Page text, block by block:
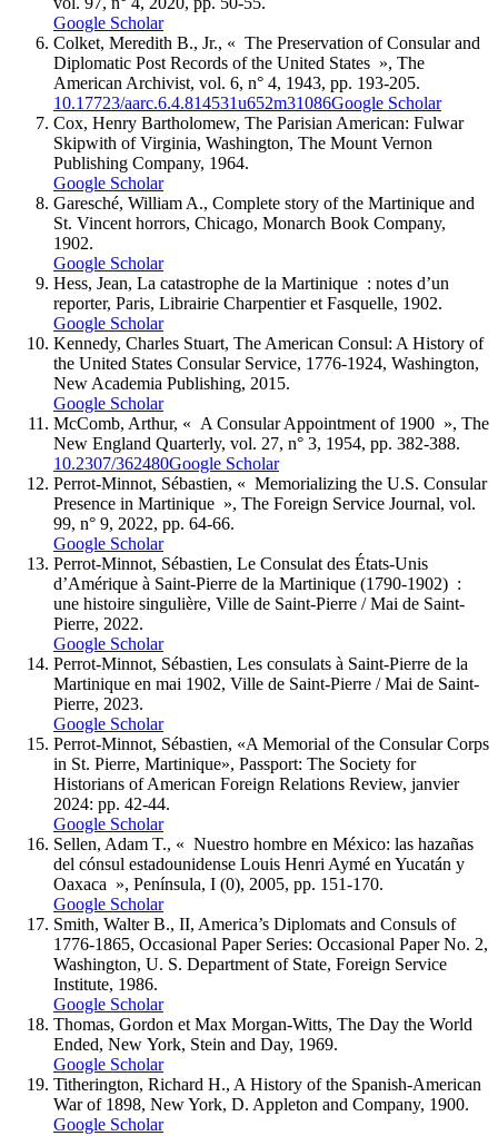
Google Scholar
Colket, Meredith B., Jr., « The Preservation of Consular and
Diplomatic Post Records of the United States », The
American Archivist, vol. 6, n° 4, 1943, pp. 193-205.
10.17723/aarc.6.4.814531u652m31086Google Scholar
Cox, Henry Bartholomew, The Parisian American: Fulwar
Skipwith of Virginia, Washington, The Mount Vernon
Publishing Company, 1964.
Google Scholar
Garesché, William A., Complete story of the Martinique and
St. Vincent horrors, Chicago, Monarch Book Company,
1902.
Google Scholar
Hess, Jean, La catastrophe de la Martinique : notes d’un
reporter, Paris, Librairie Charpentier et Fasquelle, 1902.
Google Scholar
Kennedy, Charles Stuart, The American Consul: A History of
the United States Consular Service, 1776-1924, Washington,
New Academia Publishing, 2015.
Google Scholar
McComb, Arthur, « A Consular Appointment of 1900 », The
New England Quarterly, vol. 27, n° 3, 1954, pp. 382-388.
10.2307/362480Google Scholar
Perrot-Minnot, Sébastien, « Memorializing the U.S. Consular
Presence in Martinique », The Foreign Service Journal, vol.
99, n° 9, 2022, pp. 64-66.
Google Scholar
Perrot-Minnot, Sébastien, Le Consulat des États-Unis
d’Amérique à Saint-Pierre de la Martinique (1790-1902) :
une histoire singulière, Ville de Saint-Pierre / Mai de Saint-
Pierre, 2022.
Google Scholar
Perrot-Minnot, Sébastien, Les consulats à Saint-Pierre de la
Martinique en mai 1902, Ville de Saint-Pierre / Mai de Saint-
Pierre, 2023.
Google Scholar
Perrot-Minnot, Sébastien, «A Memorial of the Consular Corps
in St. Pierre, Martinique», Passport: The Society for
Historians of American Foreign Relations Review, janvier
2024: pp. 42-44.
Google Scholar
Sellen, Adam T., « Nuestro hombre en México: las hazañas
del cónsul estadounidense Louis Henri Aymé en Yucatán y
Oaxaca », Península, I (0), 2005, pp. 151-170.
Google Scholar
Smith, Walter B., II, America’s Diplomats and Consuls of
1776-1865, Occasional Paper Series: Occasional Paper No. 2,
Washington, U. S. Department of State, Foreign Service
Institute, 1986.
Google Scholar
Thomas, Gordon et Max Morgan-Witts, The Day the World
Ended, New York, Stein and Day, 1969.
Google Scholar
Titherington, Richard H., A History of the Spanish-American
War of 1898, New York, D. Appleton and Company, 1900.
Google Scholar